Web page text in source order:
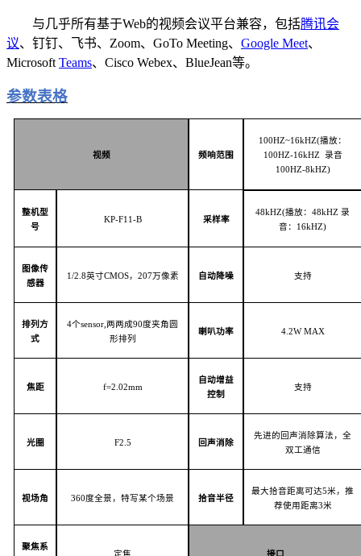
与几乎所有基于Web的视频会议平台兼容，包括腾讯会
议、钉钉、飞书、Zoom、GoTo Meeting、 Google Meet、
Microsoft Teams、Cisco Webex、BlueJean等。
参数表格
视频 频响范围
1 00HZ~16kHZ(播放：
1 00HZ-16kHZ 录音
1 00HZ-8kHZ)
整机型
号
KP-F11-B 采样率
48kHZ(播放： 48kHZ 录
音： 1 6kHZ)
图像传
感器
1/2.8英寸CMOS， 207万像素 自动降噪 支持
排列方
式
4个sensor 两两成90度夹角圆
形排列
喇叭功率 4.2W MAX
焦距 f=2.02mm
自动增益
控制
支持
光圈 F2.5 回声消除
先进的回声消除算法，全
双工通信
视场角 360度全景，特写某个场景 拾音半径
最大拾音距离可达5米，推
荐使用距离3米
聚焦系
定焦 接口